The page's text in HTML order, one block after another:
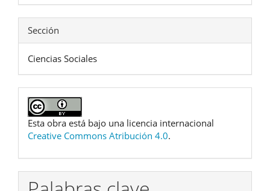
Sección
Ciencias Sociales
Esta obra está bajo una licencia internacional
Creative Commons Atribución 4.0.